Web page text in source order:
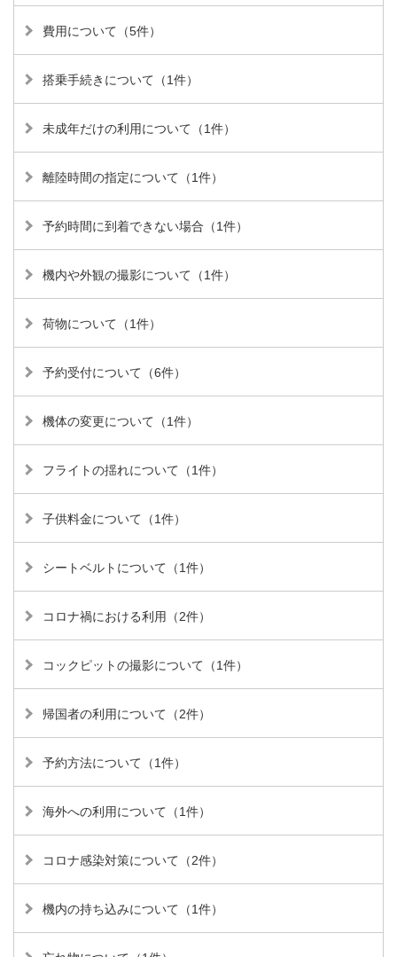
費用について（5件）
搭乗手続きについて（1件）
未成年だけの利用について（1件）
離陸時間の指定について（1件）
予約時間に到着できない場合（1件）
機内や外観の撮影について（1件）
荷物について（1件）
予約受付について（6件）
機体の変更について（1件）
フライトの揺れについて（1件）
子供料金について（1件）
シートベルトについて（1件）
コロナ禍における利用（2件）
コックピットの撮影について（1件）
帰国者の利用について（2件）
予約方法について（1件）
海外への利用について（1件）
コロナ感染対策について（2件）
機内の持ち込みについて（1件）